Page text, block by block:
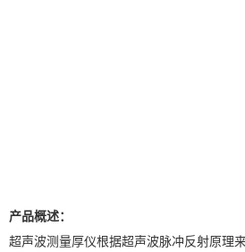
产品概述：
超声波测量厚仪根据超声波脉冲反射原理